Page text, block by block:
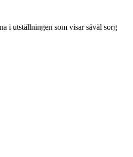
i utställningen som visar såväl sorg